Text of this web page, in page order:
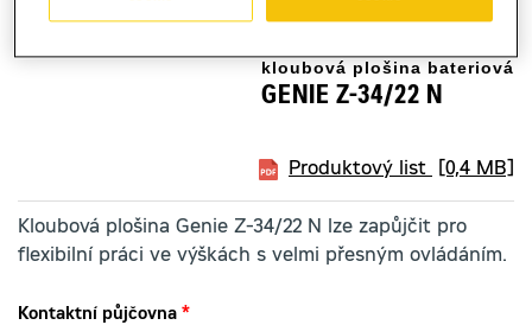
kloubová plošina bateriová
GENIE Z-34/22 N
Produktový list [0,4 MB]
Kloubová plošina Genie Z-34/22 N lze zapůjčit pro
flexibilní práci ve výškách s velmi přesným ovládáním.
Kontaktní půjčovna